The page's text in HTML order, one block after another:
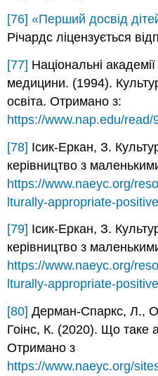
[76] «Перший досвід
Річардс ліцензується
[77] Національні
медицини. (1994).
освіта. Отримано з:
https://www.nap.edu/read/
[78] Ісик-Еркан, З.
керівництво з
https://www.naeyc.org/
lturally-appropriate-
[79] Ісик-Еркан, З.
керівництво з
https://www.naeyc.org/
lturally-appropriate-
[80] Дерман-Спаркс, Л.,
Гоінс, К. (2020). Що таке
Отримано з
https://www.naeyc.org/